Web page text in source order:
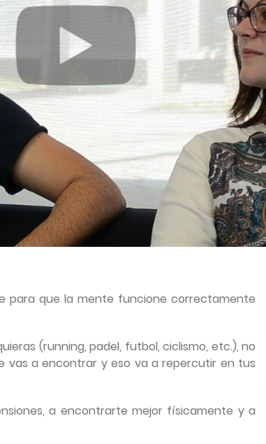
para que la mente funcione correctamente
(running, padel, futbol, ciclismo, etc.), no
vas a encontrar y eso va a repercutir en tus
a encontrarte mejor físicamente y a